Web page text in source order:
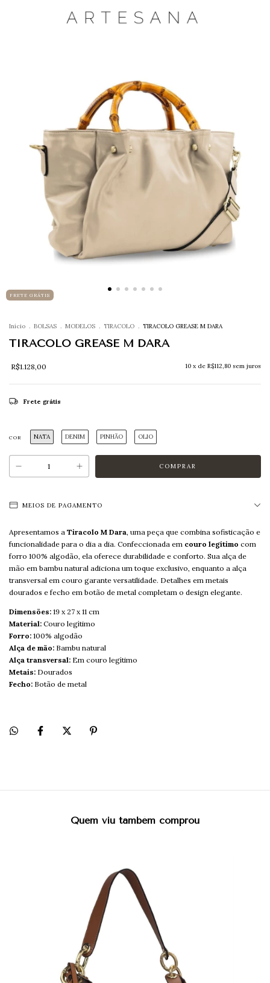
FRETE GRÁTIS
Início . BOLSAS . MODELOS . TIRACOLO . TIRACOLO GREASE M DARA
TIRACOLO GREASE M DARA
R$1.128,00 10 x de R$112,80 sem juros
Frete grátis
COR NATA DENIM PINHÃO OLIO
MEIOS DE PAGAMENTO
Apresentamos a Tiracolo M Dara, uma peça que combina sofisticação e
funcionalidade para o dia a dia. Confeccionada em couro legítimo com
forro 100% algodão, ela oferece durabilidade e conforto. Sua alça de
mão em bambu natural adiciona um toque exclusivo, enquanto a alça
transversal em couro garante versatilidade. Detalhes em metais
dourados e fecho em botão de metal completam o design elegante.
Dimensões: 19 x 27 x 11 cm
Material: Couro legítimo
Forro: 100% algodão
Alça de mão: Bambu natural
Alça transversal: Em couro legítimo
Metais: Dourados
Fecho: Botão de metal
Quem viu também comprou